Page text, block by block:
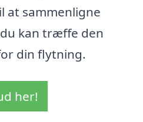
at sammenligne
kan træffe den
din flytning.
her!